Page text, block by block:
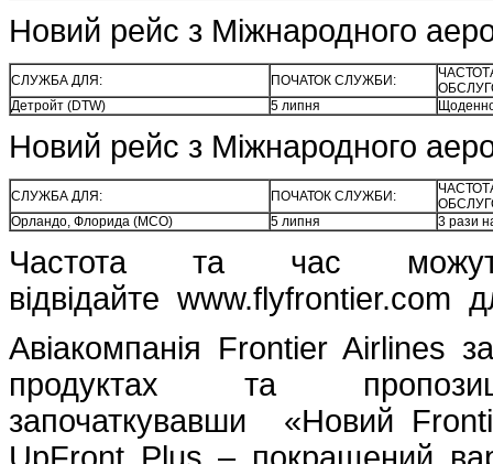
Новий рейс з Міжнародного
СЛУЖБА ДЛЯ: ПОЧАТОК СЛУЖБИ:
Детройт (DTW)
5 липня
Новий рейс з Міжнародного
СЛУЖБА ДЛЯ: ПОЧАТОК СЛУЖБИ:
Орландо, Флорида (MCO)
5 липня 3 рази
Частота та час
відвідайте www.flyfrontier.com
Авіакомпанія Frontier Airlines
продуктах та
започаткувавши «Новий